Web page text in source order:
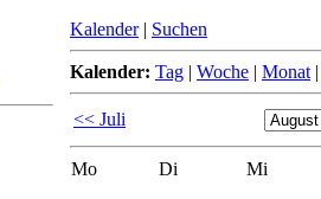
Kalender | Suchen
Kalender: Tag | Woche | Monat
<< Juli
Mo Di Mi